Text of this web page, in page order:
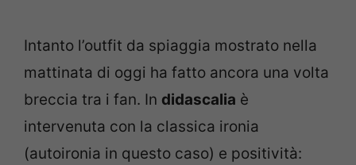
Intanto l’outfit da spiaggia mostrato nella
mattinata di oggi ha fatto ancora una volta
breccia tra i fan. In didascalia è
intervenuta con la classica ironia
(autoironia in questo caso) e positività: